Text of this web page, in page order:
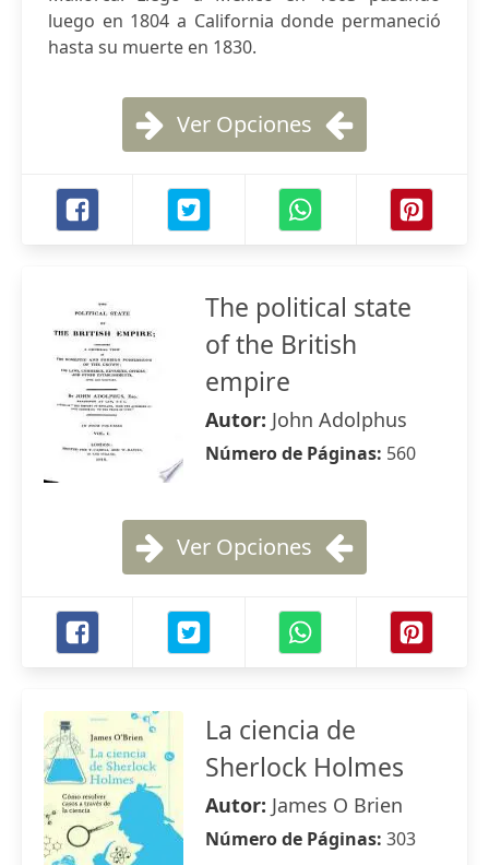
luego en 1804 a California donde permaneció
hasta su muerte en 1830.
Ver Opciones
The political state
of the British
empire
Autor: John Adolphus
Número de Páginas: 560
Ver Opciones
La ciencia de
Sherlock Holmes
Autor: James O Brien
Número de Páginas: 303